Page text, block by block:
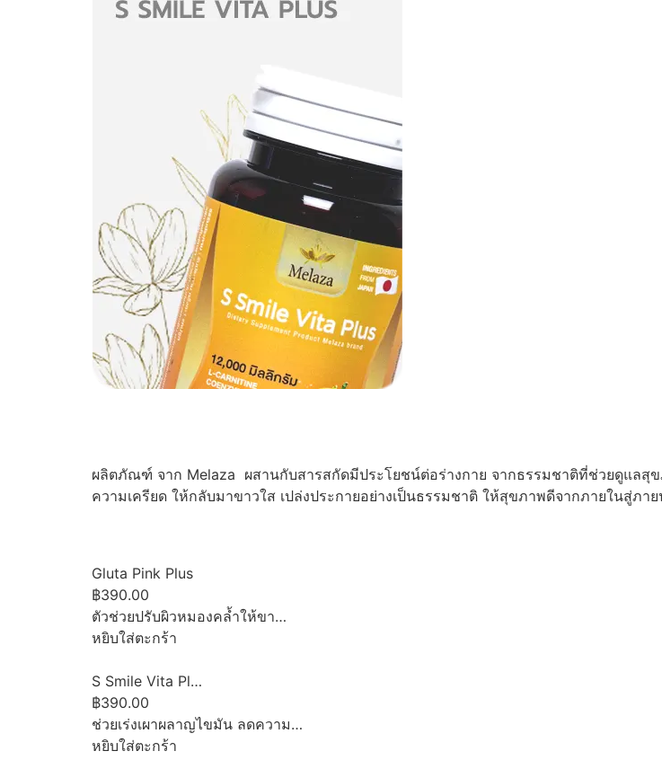
ผลิตภัณฑ์ จาก Melaza ผสานกับสารสกัดมีประโยชน์ต่อร่างกาย จากธรรมชาติที่ช่วยดูแล
ความเครียด ให้กลับมาขาวใส เปล่งประกายอย่างเป็นธรรมชาติ ให้สุขภาพดีจากภายในสู่ภา
Gluta Pink Plus
฿390.00
ตัวช่วยปรับผิวหมองคล้ำให้ขา…
หยิบใส่ตะกร้า
S Smile Vita Pl…
฿390.00
ช่วยเร่งเผาผลาญไขมัน ลดความ…
หยิบใส่ตะกร้า